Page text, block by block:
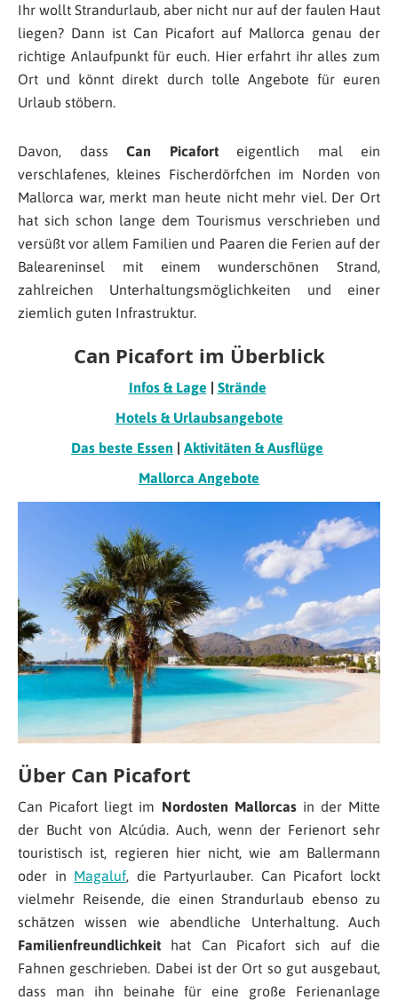
Ihr wollt Strandurlaub, aber nicht nur auf der faulen Haut
liegen? Dann ist Can Picafort auf Mallorca genau der
richtige Anlaufpunkt für euch. Hier erfahrt ihr alles zum
Ort und könnt direkt durch tolle Angebote für euren
Urlaub stöbern.
Davon, dass Can Picaforteigentlich mal ein
verschlafenes, kleines Fischerdörfchen im Norden von
Mallorca war, merkt man heute nicht mehr viel. Der Ort
hat sich schon lange dem Tourismus verschrieben und
versüßt vor allem Familien und Paaren die Ferien auf der
Baleareninsel mit einem wunderschönen Strand,
zahlreichen Unterhaltungsmöglichkeiten und einer
ziemlich guten Infrastruktur.
Can Picafort im Überblick
Infos & Lage | Strände
Hotels & Urlaubsangebote
Das beste Essen | Aktivitäten & Ausflüge
Mallorca Angebote
Über Can Picafort
Can Picafort liegt im Nordosten Mallorcasin der Mitte
der Bucht von Alcúdia. Auch, wenn der Ferienort sehr
touristisch ist, regieren hier nicht, wie am Ballermann
oder in Magaluf, die Partyurlauber. Can Picafort lockt
vielmehr Reisende, die einen Strandurlaub ebenso zu
schätzen wissen wie abendliche Unterhaltung. Auch
Familienfreundlichkeit hat Can Picafort sich auf die
Fahnen geschrieben. Dabei ist der Ort so gut ausgebaut,
dass man ihn beinahe für eine große Ferienanlage